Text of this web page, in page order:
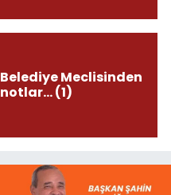
Belediye Meclisinden
notlar... (1)